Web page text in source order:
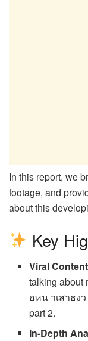
In this report, we
footage, and
about this
Key
Viral
talking about
อหน าเสาธง
part 2.
In-Depth